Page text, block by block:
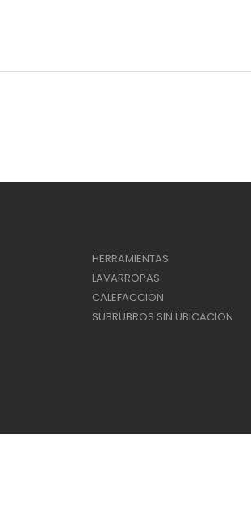
HERRAMIENTAS
LAVARROPAS
CALEFACCION
SUBRUBROS SIN UBICACION